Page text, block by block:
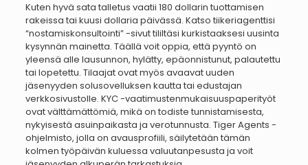
Kuten hyvä sata talletus vaatii 180 dollarin tuottamisen
rakeissa tai kuusi dollaria päivässä. Katso tiikeriagenttisi
“nostamiskonsultointi” -sivut tililtäsi kurkistaaksesi uusinta
kysynnän mainetta. Täällä voit oppia, että pyyntö on
yleensä alle lausunnon, hylätty, epäonnistunut, palautettu
tai lopetettu. Tilaajat ovat myös avaavat uuden
jäsenyyden solusovelluksen kautta tai edustajan
verkkosivustolle. KYC -vaatimustenmukaisuuspaperityöt
ovat välttämättömiä, mikä on todiste tunnistamisesta,
nykyisestä asuinpaikasta ja verotunnusta. Tiger Agents -
ohjelmisto, jolla on avausprofiili, säilytetään tämän
kolmen työpäivän kuluessa valuutanpesusta ja voit